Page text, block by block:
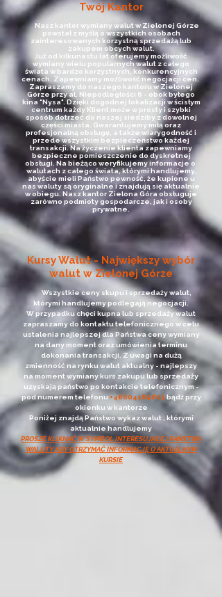
Twój Kantor
Nasz kantor wymiany walut w Zielonej Górze
powstał z myślą o wszystkich osobach
zainteresowanych korzystną sprzedażą lub
zakupem obcych walut.
Już od kilkunastu lat oferujemy możliwość
wymiany wielu popularnych walut z całego
świata w bardzo korzystnych, konkurencyjnych
cenach. Zapewniamy możliwość negocjacji cen.
Zapraszamy do naszego kantoru w Zielonej
Górze przy al. Niepodległości 6 - obok byłego
kina "Nysa". Dzięki dogodnej lokalizacji w ścisłym
centrum każdy Klient może w prosty i szybki
sposób dotrzeć do naszej siedziby z dowolnej
części miasta. Gwarantujemy miłą oraz
profesjonalną obsługę, a także wiarygodność i
przede wszystkim bezpieczeństwo każdej
transakcji. Na życzenie klienta zapewniamy
bezpieczne pomieszczenie do dyskretnej
obsługi. Na bieżąco weryfikujemy informacje o
walutach z całego świata, którymi handlujemy,
abyście mieli Państwo pewność, że kupione u
nas waluty są oryginalne i znajdują się aktualnie
w obiegu. Nasz kantor Zielona Góra obsługuje
zarówno podmioty gospodarcze, jak i osoby
prywatne.
Kursy Walut - Największy wybór
walut w Zielonej Górze
Wszystkie ceny skupu i sprzedaży walut,
którymi handlujemy podlegają negocjacji.
W przypadku chęci kupna lub sprzedaży walut
zapraszamy do kontaktu telefonicznego w celu
ustalenia najlepszej dla Państwa ceny wymiany
na dany moment oraz umówienia terminu
dokonania transakcji. Z uwagi na dużą
zmienność na rynku walut aktualny - najlepszy
na moment wymiany kurs zakupu lub sprzedaży
uzyskają państwo po kontakcie telefonicznym -
pod numerem telefonu+48604189803 bądź przy
okienku w kantorze
Poniżej znajdą Państwo wykaz walut , którymi
aktualnie handlujemy
PROSZĘ KLIKNĄĆ W SYMBOL INTERESUJĄCEJ PAŃSTWA
WALUTY ABY OTRZYMAĆ INFORMACJĘ O AKTUALNYM
KURSIE